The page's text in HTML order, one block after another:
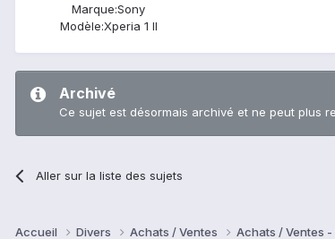
Marque:Sony
Modèle:Xperia 1 II
Archivé
Ce sujet est désormais archivé et ne peut plus
Aller sur la liste des sujets
Accueil Divers Achats / Ventes Achats / Ventes